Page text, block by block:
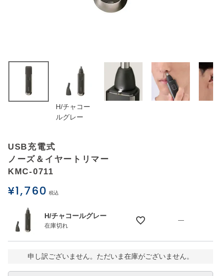
ログイン
お問い合わせ
H/チャコー
ルグレー
USB充電式
ノーズ＆イヤートリマー
KMC-0711
¥1,760 税込
H/チャコールグレー
在庫切れ
—
申し訳ございません。ただいま在庫がございません。